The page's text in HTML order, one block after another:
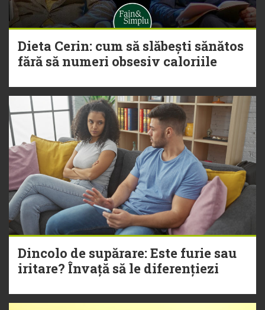
Dieta Cerin: cum să slăbești sănătos
fără să numeri obsesiv caloriile
Dincolo de supărare: Este furie sau
iritare? Învață să le diferențiezi